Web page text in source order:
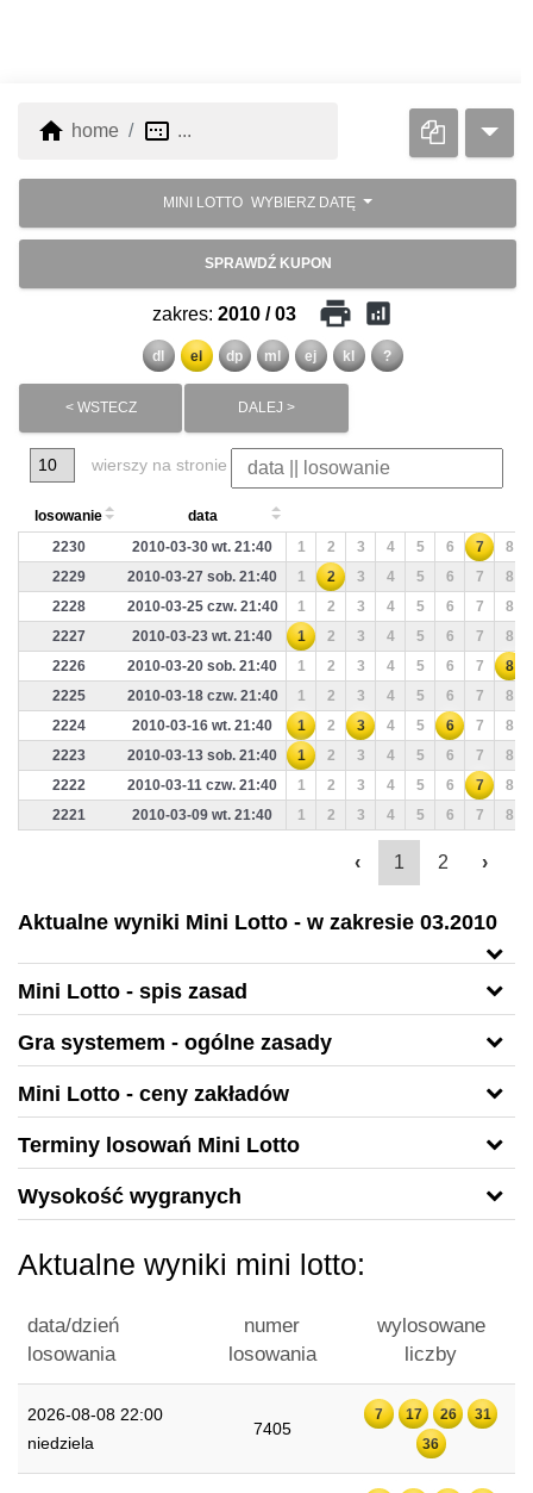
home home image_aspect_ratio ...
MINI LOTTO WYBIERZ DATĘ
SPRAWDŹ KUPON
zakres: 2010 / 03 print analytics
dl el dp ml ej kl ?
< WSTECZ DALEJ >
wierszy na stronie
losowanie
data
2230
2010-03-30 wt. 21:40 1 2 3 4 5 6 7
8
2229
2010-03-27 sob. 21:40 1 2 3 4 5 6 7
8
2228
2010-03-25 czw. 21:40 1 2 3 4 5 6 7
8
2227
2010-03-23 wt. 21:40 1 2 3 4 5 6 7
8
2226
2010-03-20 sob. 21:40 1 2 3 4 5 6 7
8
2225
2010-03-18 czw. 21:40 1 2 3 4 5 6 7
8
2224
2010-03-16 wt. 21:40 1 2 3 4 5 6 7
8
2223
2010-03-13 sob. 21:40 1 2 3 4 5 6 7
8
2222
2010-03-11 czw. 21:40 1 2 3 4 5 6 7
8
2221
2010-03-09 wt. 21:40 1 2 3 4 5 6 7 8
‹ 1 2 ›
Aktualne wyniki Mini Lotto - w zakresie 03.2010
Mini Lotto - spis zasad
Gra systemem - ogólne zasady
Mini Lotto - ceny zakładów
Terminy losowań Mini Lotto
Wysokość wygranych
Aktualne wyniki mini lotto:
data/dzień
losowania
numer
losowania
wylosowane
liczby
2026-08-08 22:00
niedziela
7405
7 17 26
31
36